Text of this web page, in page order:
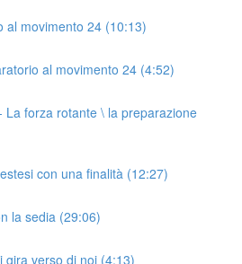
al movimento 24 (10:13)
al movimento 24 (4:52)
La forza rotante \ la preparazione
con una finalità (12:27)
la sedia (29:06)
gira verso di noi (4:13)